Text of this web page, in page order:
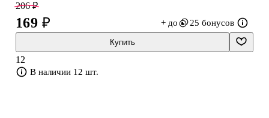
этапах закрепления знаний, а также для их диагностики. Внизу
каждой страницы есть графа "Мои успехи". Обвести
фломастером подходящего человечка может как учитель
(родитель), так и сам школьник, формирующий самооценку.
206 ₽
169 ₽ + до 25 бонусов
Купить
12
В наличии 12 шт.